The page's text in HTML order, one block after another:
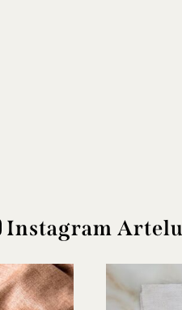
Instagram